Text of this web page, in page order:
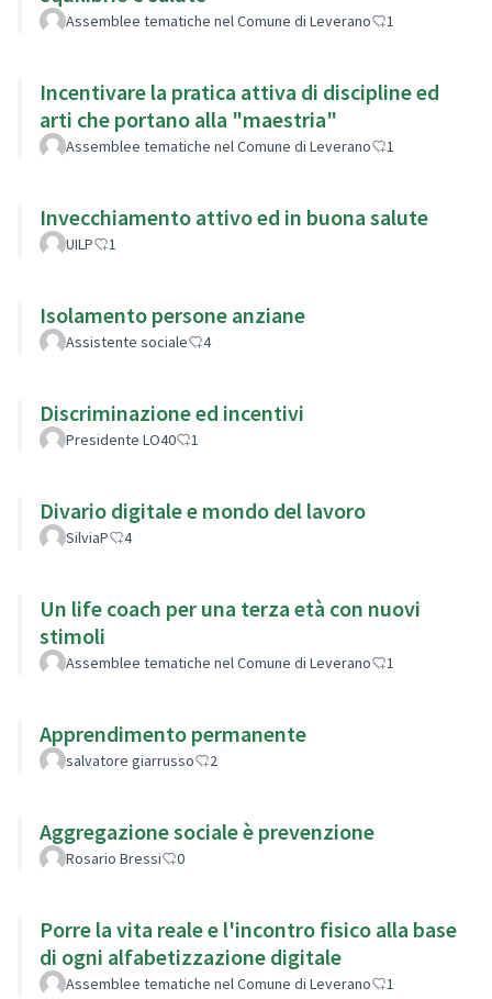
Assemblee tematiche nel Comune di Leverano 1
Incentivare la pratica attiva di discipline ed
arti che portano alla "maestria"
Assemblee tematiche nel Comune di Leverano 1
Invecchiamento attivo ed in buona salute
UILP 1
Isolamento persone anziane
Assistente sociale 4
Discriminazione ed incentivi
Presidente LO40 1
Divario digitale e mondo del lavoro
SilviaP 4
Un life coach per una terza età con nuovi
stimoli
Assemblee tematiche nel Comune di Leverano 1
Apprendimento permanente
salvatore giarrusso 2
Aggregazione sociale è prevenzione
Rosario Bressi 0
Porre la vita reale e l'incontro fisico alla base
di ogni alfabetizzazione digitale
Assemblee tematiche nel Comune di Leverano 1